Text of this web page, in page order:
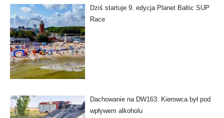
Dziś startuje 9. edycja Planet Baltic SUP
Race
Dachowanie na DW163. Kierowca był pod
wpływem alkoholu